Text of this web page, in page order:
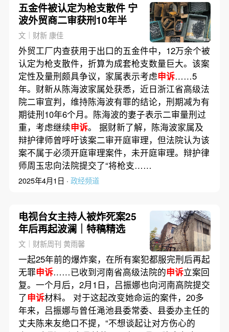
五金件被认定为枪支散件 宁
波外贸商二审获刑10年半
文｜财新 康佳
外贸工厂内查获用于出口的五金件中，12万余个被
认定为枪支散件，折算为成套枪支数量巨大。该案
定性及量刑颇具争议，家属表示考虑申诉……5
年。财新从陈海波家属处获悉，近日浙江省高级法
院二审宣判，维持陈海波有罪的结论，刑期减为有
期徒刑10年6个月。陈海波的妻子表示二审量刑过
重，考虑继续申诉。 据财新了解，陈海波家属及
辩护律师曾呼吁该案二审开庭审理，但法院认为该
案不属于必须开庭审理案件，未开庭审理。辩护律
师周玉忠向法院提交了“将枪支……
2025年4月1日 · 政经频道
电视台女主持人被炸死案25
年后再起波澜｜特稿精选
文｜财新周刊 黄雨馨
一起25年前的爆炸案，在所有案犯都服完刑后再起
无罪申诉……已收到河南省高级法院的申诉立案回
复。一个月后，2月1日，吕振娜也向河南高院提交
了申诉材料。 对于这起改变她命运的案件，20多
年来，吕振娜与曾任渑池县委常委、县委办主任的
丈夫陈来友绝口不提，“不想谈起让对方伤心的